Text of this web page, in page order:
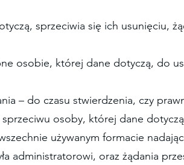
sprzeciwia się ich usunięciu,
osobie, której dane dotyczą, do
– do czasu stwierdzenia, czy
osoby, której dane
używanym formacie
administratorowi, oraz żądania